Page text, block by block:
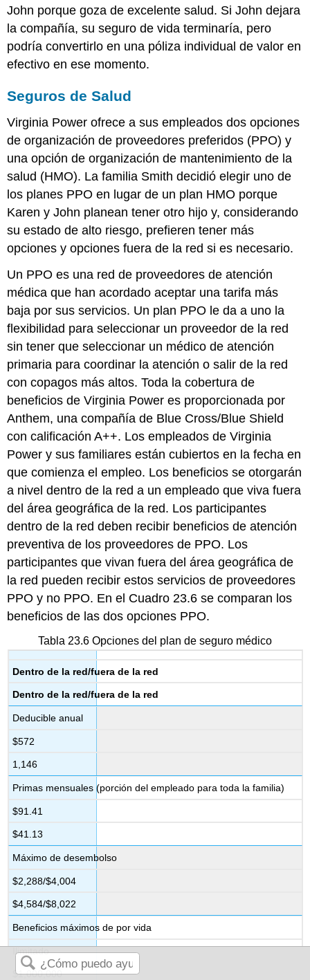
John porque goza de excelente salud. Si John dejara
la compañía, su seguro de vida terminaría, pero
podría convertirlo en una póliza individual de valor en
efectivo en ese momento.
Seguros de Salud
Virginia Power ofrece a sus empleados dos opciones
de organización de proveedores preferidos (PPO) y
una opción de organización de mantenimiento de la
salud (HMO). La familia Smith decidió elegir uno de
los planes PPO en lugar de un plan HMO porque
Karen y John planean tener otro hijo y, considerando
su estado de alto riesgo, prefieren tener más
opciones y opciones fuera de la red si es necesario.
Un PPO es una red de proveedores de atención
médica que han acordado aceptar una tarifa más
baja por sus servicios. Un plan PPO le da a uno la
flexibilidad para seleccionar un proveedor de la red
sin tener que seleccionar un médico de atención
primaria para coordinar la atención o salir de la red
con copagos más altos. Toda la cobertura de
beneficios de Virginia Power es proporcionada por
Anthem, una compañía de Blue Cross/Blue Shield
con calificación A++. Los empleados de Virginia
Power y sus familiares están cubiertos en la fecha en
que comienza el empleo. Los beneficios se otorgarán
a nivel dentro de la red a un empleado que viva fuera
del área geográfica de la red. Los participantes
dentro de la red deben recibir beneficios de atención
preventiva de los proveedores de PPO. Los
participantes que vivan fuera del área geográfica de
la red pueden recibir estos servicios de proveedores
PPO y no PPO. En el Cuadro 23.6 se comparan los
beneficios de las dos opciones PPO.
Tabla 23.6 Opciones del plan de seguro médico
Dentro de la red/fuera de la red
Dentro de la red/fuera de la red
Deducible anual
$572
1,146
Primas mensuales (porción del empleado para toda la familia)
$91.41
$41.13
Máximo de desembolso
$2,288/$4,004
$4,584/$8,022
Beneficios máximos de por vida
Ilimitado
$1,000,000